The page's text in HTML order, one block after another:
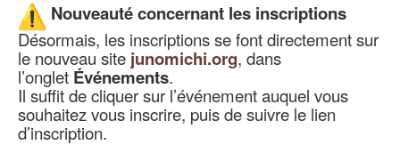
Nouveauté concernant les inscriptions
Désormais, les inscriptions se font directement sur
le nouveau site junomichi.org, dans
l’onglet Événements.
Il suffit de cliquer sur l’événement auquel vous
souhaitez vous inscrire, puis de suivre le lien
d’inscription.